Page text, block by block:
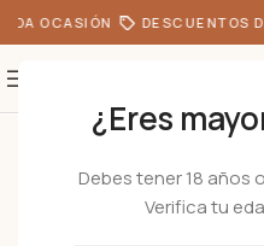
¿Eres
Debes tener 18 años
Verifica tu
OCASIÓN DESCUENTOS
Cafeteras